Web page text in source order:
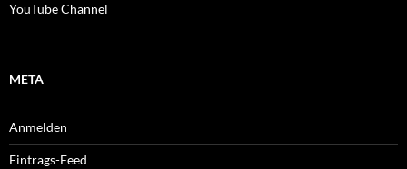
YouTube Channel
META
Anmelden
Eintrags-Feed